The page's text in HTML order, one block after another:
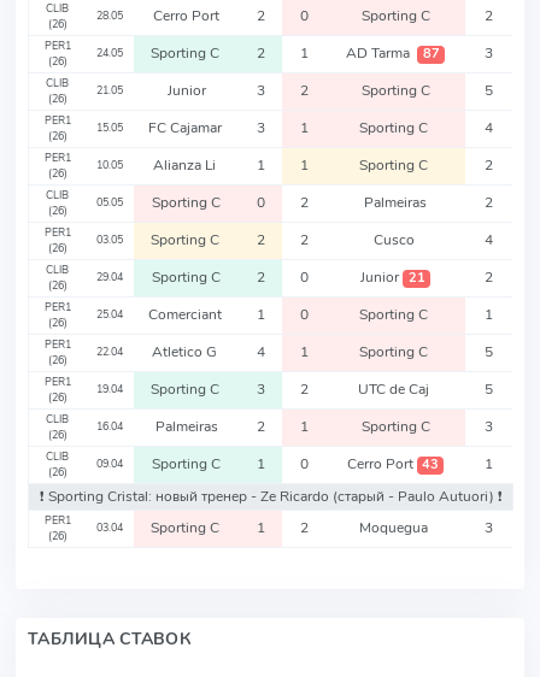
CLIB
(26)
28.05 Cerro Port 2 0 Sporting C 2
PER1
(26)
24.05 Sporting C 2 1 AD Tarma 87 3
CLIB
(26)
21.05 Junior 3 2 Sporting C 5
PER1
(26)
15.05 FC Cajamar 3 1 Sporting C 4
PER1
(26)
10.05 Alianza Li 1 1 Sporting C 2
CLIB
(26)
05.05 Sporting C 0 2 Palmeiras 2
PER1
(26)
03.05 Sporting C 2 2 Cusco 4
CLIB
(26)
29.04 Sporting C 2 0 Junior 21 2
PER1
(26)
25.04 Comerciant 1 0 Sporting C 1
PER1
(26)
22.04 Atletico G 4 1 Sporting C 5
PER1
(26)
19.04 Sporting C 3 2 UTC de Caj 5
CLIB
(26)
16.04 Palmeiras 2 1 Sporting C 3
CLIB
(26)
09.04 Sporting C 1 0 Cerro Port 43
1
❗️ Sporting Cristal: новый тренер - Ze Ricardo (старый - Paulo Autuori) ❗️
PER1
(26)
03.04 Sporting C 1 2 Moquegua 3
ТАБЛИЦА СТАВОК